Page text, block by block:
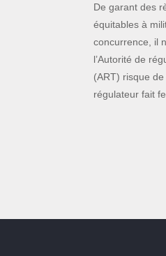
De garant des
équitables à
concurrence, il
l’Autorité de
(ART) risque
régulateur fait